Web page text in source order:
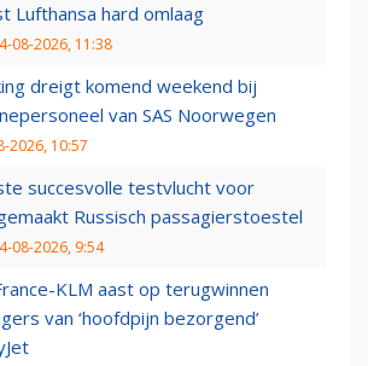
Lufthansa hard omlaag
08-2026, 11:38
dreigt komend weekend bij
van SAS Noorwegen
2026, 10:57
succesvolle testvlucht voor
Russisch passagierstoestel
08-2026, 9:54
KLM aast op terugwinnen
van ‘hoofdpijn bezorgend’